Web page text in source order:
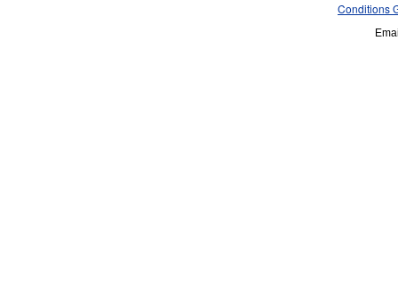
Conditions